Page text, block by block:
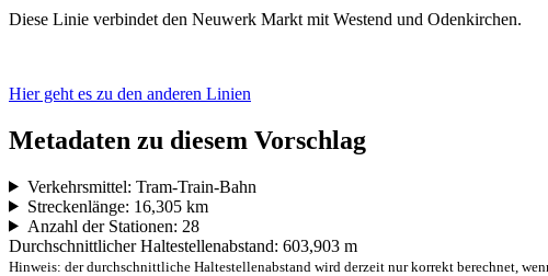
Diese Linie verbindet den Neuwerk Markt mit Westend und Odenkirchen.
Hier geht es zu den anderen Linien
Metadaten zu diesem Vorschlag
Verkehrsmittel: Tram-Train-Bahn
Streckenlänge: 16,305 km
Anzahl der Stationen: 28
Durchschnittlicher Haltestellenabstand: 603,903 m
Hinweis: der durchschnittliche Haltestellenabstand wird derzeit nur korrekt berechnet,